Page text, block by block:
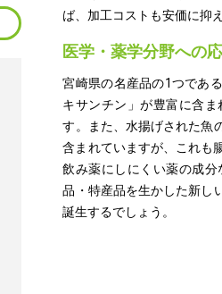
ば、加工コストも安価に抑
医学・薬学分野への
宮崎県の名産品の1つであ
キサンチン」が豊富に含
す。また、水揚げされた魚
含まれていますが、これも
飲み薬にしにくい薬の成
品・特産品を生かした新し
誕生するでしょう。